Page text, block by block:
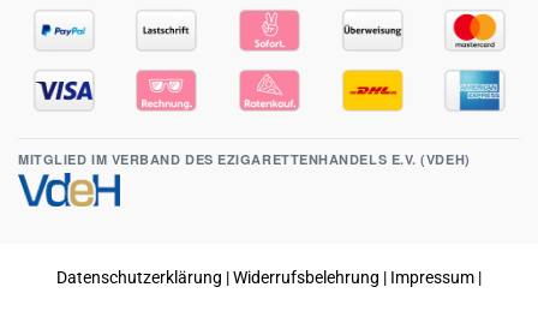
MITGLIED IM VERBAND DES EZIGARETTENHANDELS E.V. (VDEH)
Datenschutzerklärung |Widerrufsbelehrung | Impressum |